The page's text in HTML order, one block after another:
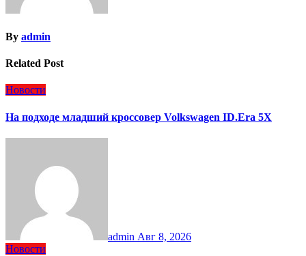
By admin
Related Post
Новости
На подходе младший кроссовер Volkswagen ID.Era 5X
admin Авг 8, 2026
Новости